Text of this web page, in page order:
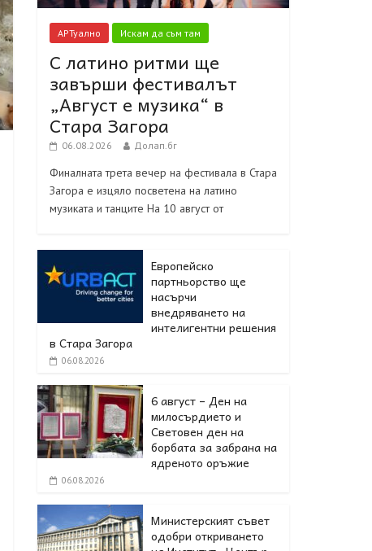
АРТуално Искам да съм там
С латино ритми ще
завърши фестивалът
„Август е музика“ в
Стара Загора
06.08.2026 Долап.бг
Финалната трета вечер на фестивала в Стара
Загора е изцяло посветена на латино
музиката и танците На 10 август от
Европейско
партньорство ще
насърчи
внедряването на
интелигентни решения
в Стара Загора
06.08.2026
6 август – Ден на
милосърдието и
Световен ден на
борбата за забрана на
ядреното оръжие
06.08.2026
Министерският съвет
одобри откриването